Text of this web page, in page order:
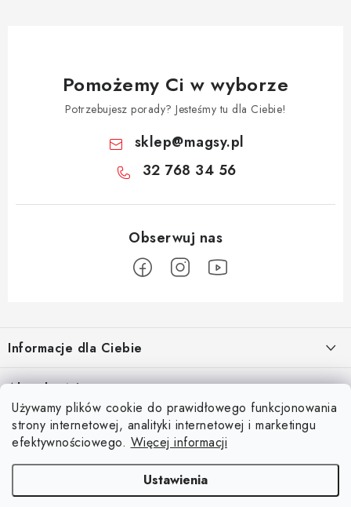
Używamy plików cookie do prawidłowego funkcjonowania
strony internetowej, analityki internetowej i marketingu
efektywnościowego. Więcej informacji
Ustawienia
Pomożemy Ci w wyborze
Potrzebujesz porady? Jesteśmy tu dla Ciebie!
sklep@magsy.pl
32 768 34 56
o
p
Informacje dla Ciebie
O nas
Regulamin e-sklepu
Ochrona danych osobowych
Blog
Kontakty
Aktualności
Odkryj magię kieszeni magnetycznych
15.4.2025
Facebook